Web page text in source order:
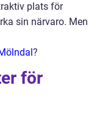
plats för
sin närvaro. Men
?
för